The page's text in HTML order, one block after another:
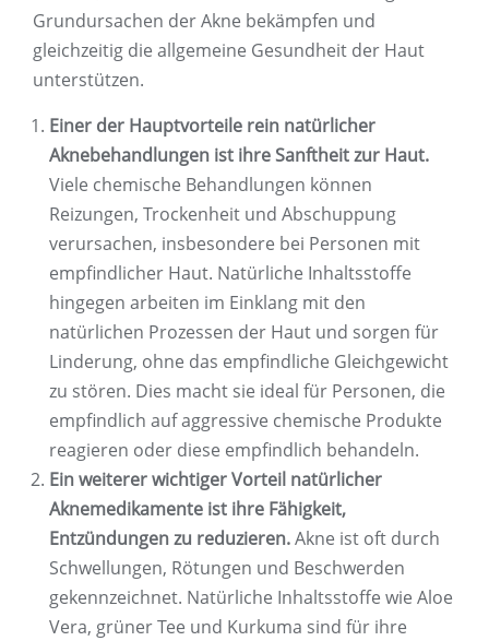
Grundursachen der Akne bekämpfen und
gleichzeitig die allgemeine Gesundheit der Haut
unterstützen.
Einer der Hauptvorteile rein natürlicher
Aknebehandlungen ist ihre Sanftheit zur Haut.
Viele chemische Behandlungen können
Reizungen, Trockenheit und Abschuppung
verursachen, insbesondere bei Personen mit
empfindlicher Haut. Natürliche Inhaltsstoffe
hingegen arbeiten im Einklang mit den
natürlichen Prozessen der Haut und sorgen für
Linderung, ohne das empfindliche Gleichgewicht
zu stören. Dies macht sie ideal für Personen, die
empfindlich auf aggressive chemische Produkte
reagieren oder diese empfindlich behandeln.
Ein weiterer wichtiger Vorteil natürlicher
Aknemedikamente ist ihre Fähigkeit,
Entzündungen zu reduzieren.Akne ist oft durch
Schwellungen, Rötungen und Beschwerden
gekennzeichnet. Natürliche Inhaltsstoffe wie Aloe
Vera, grüner Tee und Kurkuma sind für ihre